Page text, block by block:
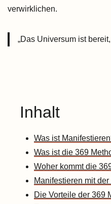
verwirklichen.
„Das Universum ist
Inhalt
Was ist
Was ist die 369
Woher kommt die
Manifestieren mit
Die Vorteile der 369